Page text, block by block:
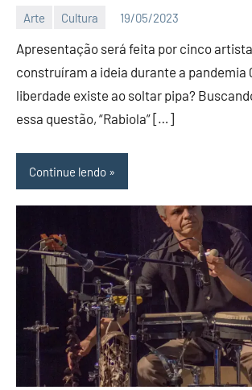
Arte Cultura 19/05/2023
D
Nit
Apresentação será feita por cinco
construíram a ideia durante a pandemia
liberdade existe ao soltar pipa?
essa questão, “Rabiola” […]
Continue lendo